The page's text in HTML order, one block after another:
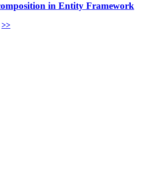
in Entity Framework
>>